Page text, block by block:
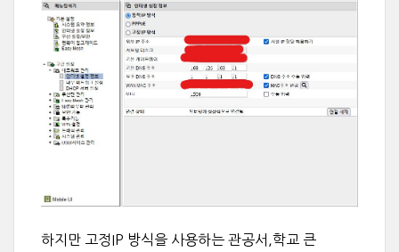
하지만 고정IP 방식을 사용하는 관공서,학교 큰